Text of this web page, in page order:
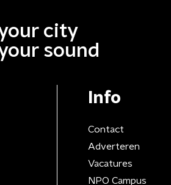
city
sound
Info
Contact
Adverteren
Vacatures
NPO Campus